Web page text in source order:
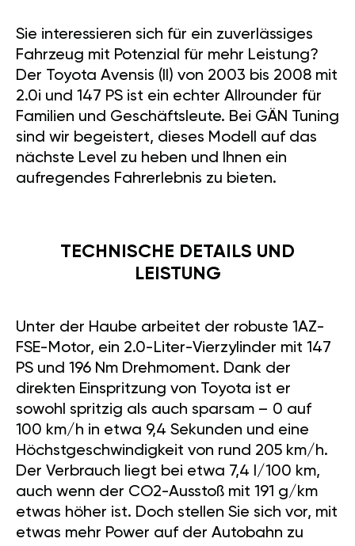
Sie interessieren sich für ein zuverlässiges
Fahrzeug mit Potenzial für mehr Leistung?
Der Toyota Avensis (II) von 2003 bis 2008 mit
2.0i und 147 PS ist ein echter Allrounder für
Familien und Geschäftsleute. Bei GÄN Tuning
sind wir begeistert, dieses Modell auf das
nächste Level zu heben und Ihnen ein
aufregendes Fahrerlebnis zu bieten.
TECHNISCHE DETAILS UND
LEISTUNG
Unter der Haube arbeitet der robuste 1AZ-
FSE-Motor, ein 2.0-Liter-Vierzylinder mit 147
PS und 196 Nm Drehmoment. Dank der
direkten Einspritzung von Toyota ist er
sowohl spritzig als auch sparsam – 0 auf
100 km/h in etwa 9,4 Sekunden und eine
Höchstgeschwindigkeit von rund 205 km/h.
Der Verbrauch liegt bei etwa 7,4 l/100 km,
auch wenn der CO2-Ausstoß mit 191 g/km
etwas höher ist. Doch stellen Sie sich vor, mit
etwas mehr Power auf der Autobahn zu